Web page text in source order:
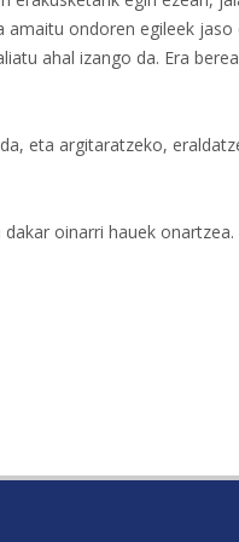
amaitu ondoren egileek
ahal izango da. Era
eta argitaratzeko,
oinarri hauek onartzea.